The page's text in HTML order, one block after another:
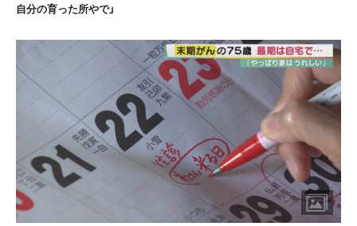
自分の育った所やで」